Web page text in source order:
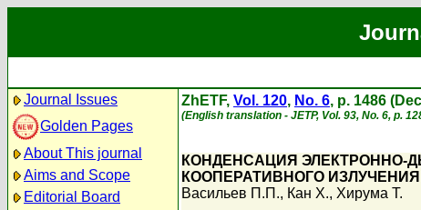
Journal Issues
Golden Pages
About This journal
Aims and Scope
Editorial Board
ZhETF, Vol. 120, No. 6, p. 1486
(English translation - JETP, Vol. 93, No. 6, p.
КОНДЕНСАЦИЯ ЭЛЕКТРОННО-
КООПЕРАТИВНОГО ИЗЛУЧЕНИЯ
Васильев П.П., Кан Х., Хирума Т.